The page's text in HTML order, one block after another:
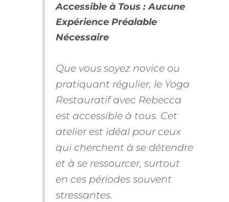
Accessible à Tous : Aucune
Expérience Préalable
Nécessaire
Que vous soyez novice ou
pratiquant régulier, le Yoga
Restauratif avec Rebecca
est accessible à tous. Cet
atelier est idéal pour ceux
qui cherchent à se détendre
et à se ressourcer, surtout
en ces périodes souvent
stressantes.